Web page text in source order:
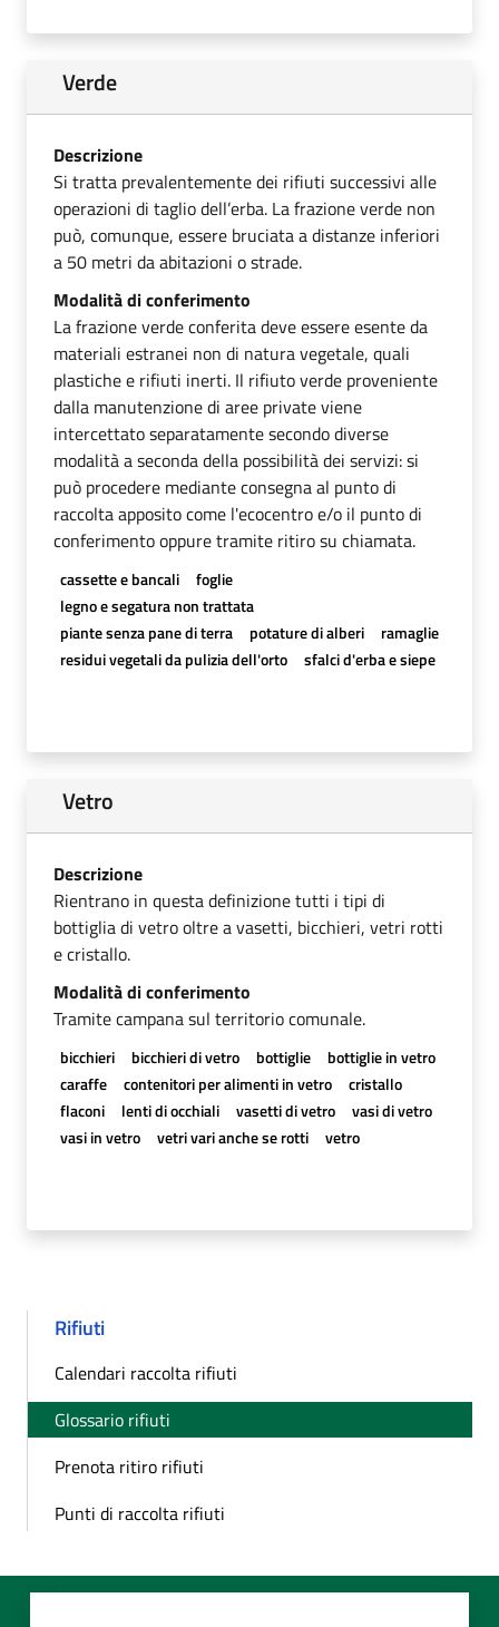
Verde
Descrizione
Si tratta prevalentemente dei rifiuti successivi alle
operazioni di taglio dell’erba. La frazione verde non
può, comunque, essere bruciata a distanze inferiori
a 50 metri da abitazioni o strade.
Modalità di conferimento
La frazione verde conferita deve essere esente da
materiali estranei non di natura vegetale, quali
plastiche e rifiuti inerti. Il rifiuto verde proveniente
dalla manutenzione di aree private viene
intercettato separatamente secondo diverse
modalità a seconda della possibilità dei servizi: si
può procedere mediante consegna al punto di
raccolta apposito come l'ecocentro e/o il punto di
conferimento oppure tramite ritiro su chiamata.
cassette e bancali
foglie
legno e segatura non trattata
piante senza pane di terra
potature di alberi
ramaglie
residui vegetali da pulizia dell'orto
sfalci d'erba e siepe
Vetro
Descrizione
Rientrano in questa definizione tutti i tipi di
bottiglia di vetro oltre a vasetti, bicchieri, vetri rotti
e cristallo.
Modalità di conferimento
Tramite campana sul territorio comunale.
bicchieri bicchieri di vetro bottiglie
bottiglie in vetro
caraffe
contenitori per alimenti in vetro
cristallo
flaconi
lenti di occhiali vasetti di vetro
vasi di vetro
vasi in vetro
vetri vari anche se rotti vetro
Rifiuti
Calendari raccolta rifiuti
Glossario rifiuti
Prenota ritiro rifiuti
Punti di raccolta rifiuti